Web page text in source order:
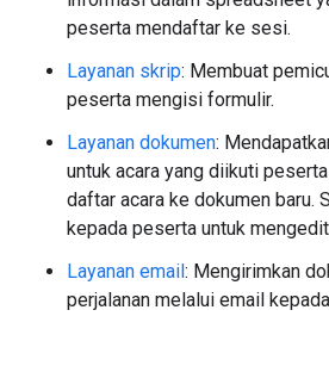
peserta mendaftar ke sesi.
Layanan skrip: Membuat
peserta mengisi formulir.
Layanan dokumen:
untuk acara yang diikuti
daftar acara ke dokumen baru.
kepada peserta untuk
Layanan email: Mengirimkan
perjalanan melalui email